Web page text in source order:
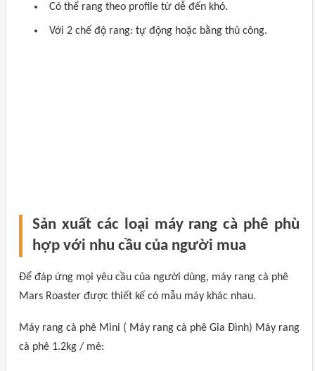
Có thể rang theo profile từ dễ đến khó.
Với 2 chế độ rang: tự động hoặc bằng thủ công.
Sản xuất các loại máy rang cà phê phù
hợp với nhu cầu của người mua
Để đáp ứng mọi yêu cầu của người dùng, máy rang cà phê
Mars Roaster được thiết kế có mẫu máy khác nhau.
Máy rang cà phê Mini ( Máy rang cà phê Gia Đình) Máy rang
cà phê 1.2kg / mẻ: